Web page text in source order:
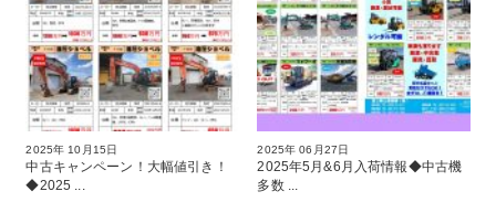
2025年 10月15日
中古キャンペーン！大幅値引き！
◆2025 ...
2025年 06月27日
2025年5月&6月入荷情報◆中古機
多数 ...